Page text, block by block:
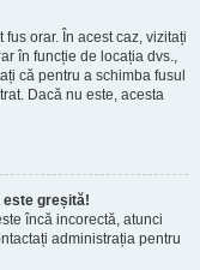
orar. În acest caz, vizitați
în funcție de locația dvs.,
că pentru a schimba fusul
Dacă nu este, acesta
este greșită!
încă incorectă, atunci
administrația pentru